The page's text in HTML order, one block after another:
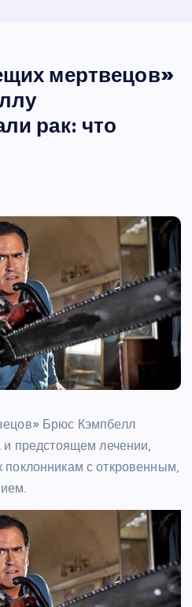
мертвецов»
рак: что
Брюс Кэмпбелл
предстоящем лечении,
с откровенным,